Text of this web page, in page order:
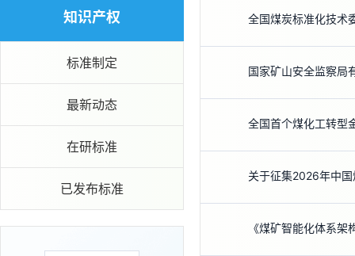
知识产权
标准制定
最新动态
在研标准
已发布标准
全国煤炭标准化技术
全国首个煤化工转型
关于征集2026年中
《煤矿智能化体系